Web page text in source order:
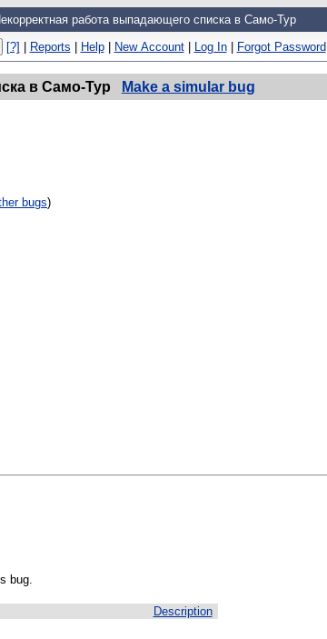
работа выпадающего списка в Само-Тур
[?] | Reports | Help | New Account | Log In | Forgot Password
в Само-Тур Make a simular bug
bugs)
bug.
Description